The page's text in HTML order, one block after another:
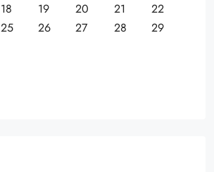
18 19 20 21
22
25 26 27 28
29